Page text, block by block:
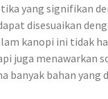
yang signifikan
disesuaikan
kanopi ini tidak
juga menawarkan
banyak bahan yang